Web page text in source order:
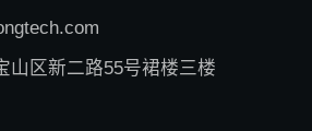
山区新二路55号裙楼三楼